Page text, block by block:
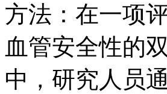
方法：在一项
血管安全性的
中，研究人员